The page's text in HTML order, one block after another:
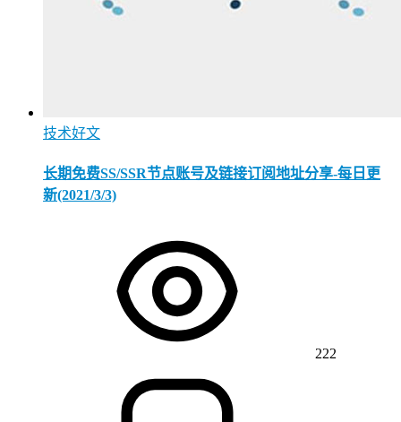
技术好文
长期免费SS/SSR节点账号及链接订阅地址分享-每日更
新(2021/3/3)
222